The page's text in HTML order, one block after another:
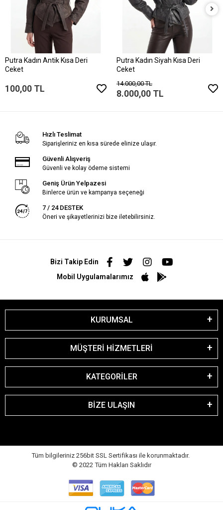
Putra Kadın Antik Kısa Deri
Ceket
100,00 TL
Putra Kadın Siyah Kısa Deri
Ceket
14.000,00 TL
8.000,00 TL
Hızlı Teslimat
Siparişleriniz en kısa sürede elinize ulaşır.
Güvenli Alışveriş
Güvenli ve kolay ödeme sistemi
Geniş Ürün Yelpazesi
Binlerce ürün ve kampanya seçeneği
7 / 24 DESTEK
Öneri ve şikayetlerinizi bize iletebilirsiniz.
Bizi Takip Edin
Mobil Uygulamalarımız
KURUMSAL
MÜŞTERİ HİZMETLERİ
KATEGORİLER
BİZE ULAŞIN
Tüm bilgileriniz 256bit SSL Sertifikası ile korunmaktadır.
© 2022 Tüm Hakları Saklıdır